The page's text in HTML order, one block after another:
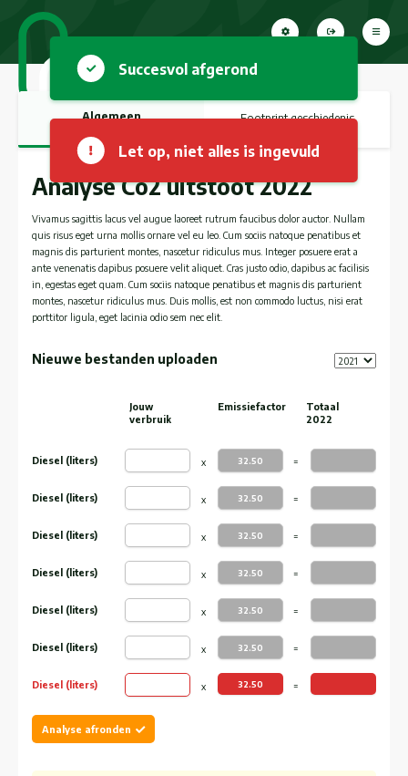
Succesvol afgerond
Let op, niet alles is ingevuld
Algemeen Footprint geschiedenis
Analyse Co2 uitstoot 2022
Vivamus sagittis lacus vel augue laoreet rutrum faucibus dolor auctor. Nullam
quis risus eget urna mollis ornare vel eu leo. Cum sociis natoque penatibus et
magnis dis parturient montes, nascetur ridiculus mus. Integer posuere erat a
ante venenatis dapibus posuere velit aliquet. Cras justo odio, dapibus ac facilisis
in, egestas eget quam. Cum sociis natoque penatibus et magnis dis parturient
montes, nascetur ridiculus mus. Duis mollis, est non commodo luctus, nisi erat
porttitor ligula, eget lacinia odio sem nec elit.
Nieuwe bestanden uploaden
Jouw
verbruik
Emissiefactor
Totaal
2022
Diesel (liters)
Diesel (liters)
Diesel (liters)
Diesel (liters)
Diesel (liters)
Diesel (liters)
Diesel (liters)
Analyse afronden